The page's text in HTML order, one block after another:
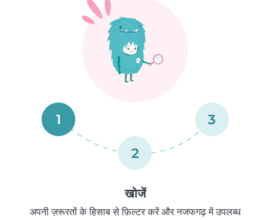
1
2
3
खोजें
अपनी ज़रूरतों के हिसाब से फ़िल्टर करें और नजफगढ़ में उपलब्ध